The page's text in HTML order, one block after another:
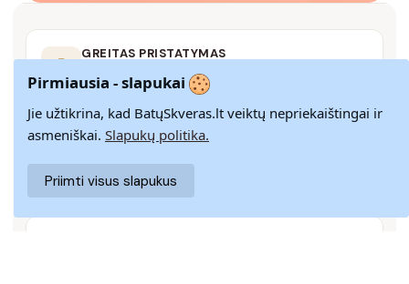
GREITAS PRISTATYMAS
14 DIENŲ GRĄŽINIMAS
Paprastas grąžinimas paštomatais su pinigų
grąžinimo garantija
Pirmiausia - slapukai
Jie užtikrina, kad BatųSkveras.lt veiktų nepriekaištingai ir
asmeniškai. Slapukų politika.
Priimti visus slapukus